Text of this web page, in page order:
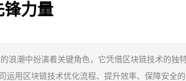
锋力量
浪潮中扮演着关键角色，它凭借区块链技术的独
用区块链技术优化流程、提升效率、保障安全